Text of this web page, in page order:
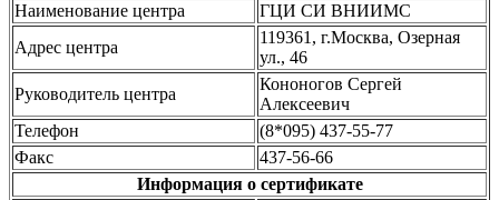
Наименование центра
ГЦИ СИ ВНИИМС
Адрес центра
119361, г.Москва, Озерная
ул., 46
Руководитель центра
Кононогов Сергей
Алексеевич
Телефон
(8*095) 437-55-77
Факс
437-56-66
Информация о сертификате